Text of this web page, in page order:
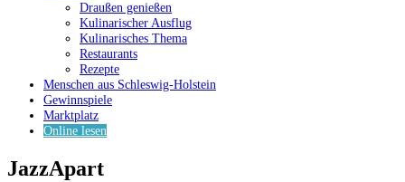
Draußen genießen
Kulinarischer Ausflug
Kulinarisches Thema
Restaurants
Rezepte
Menschen aus Schleswig-Holstein
Gewinnspiele
Marktplatz
Online lesen
JazzApart